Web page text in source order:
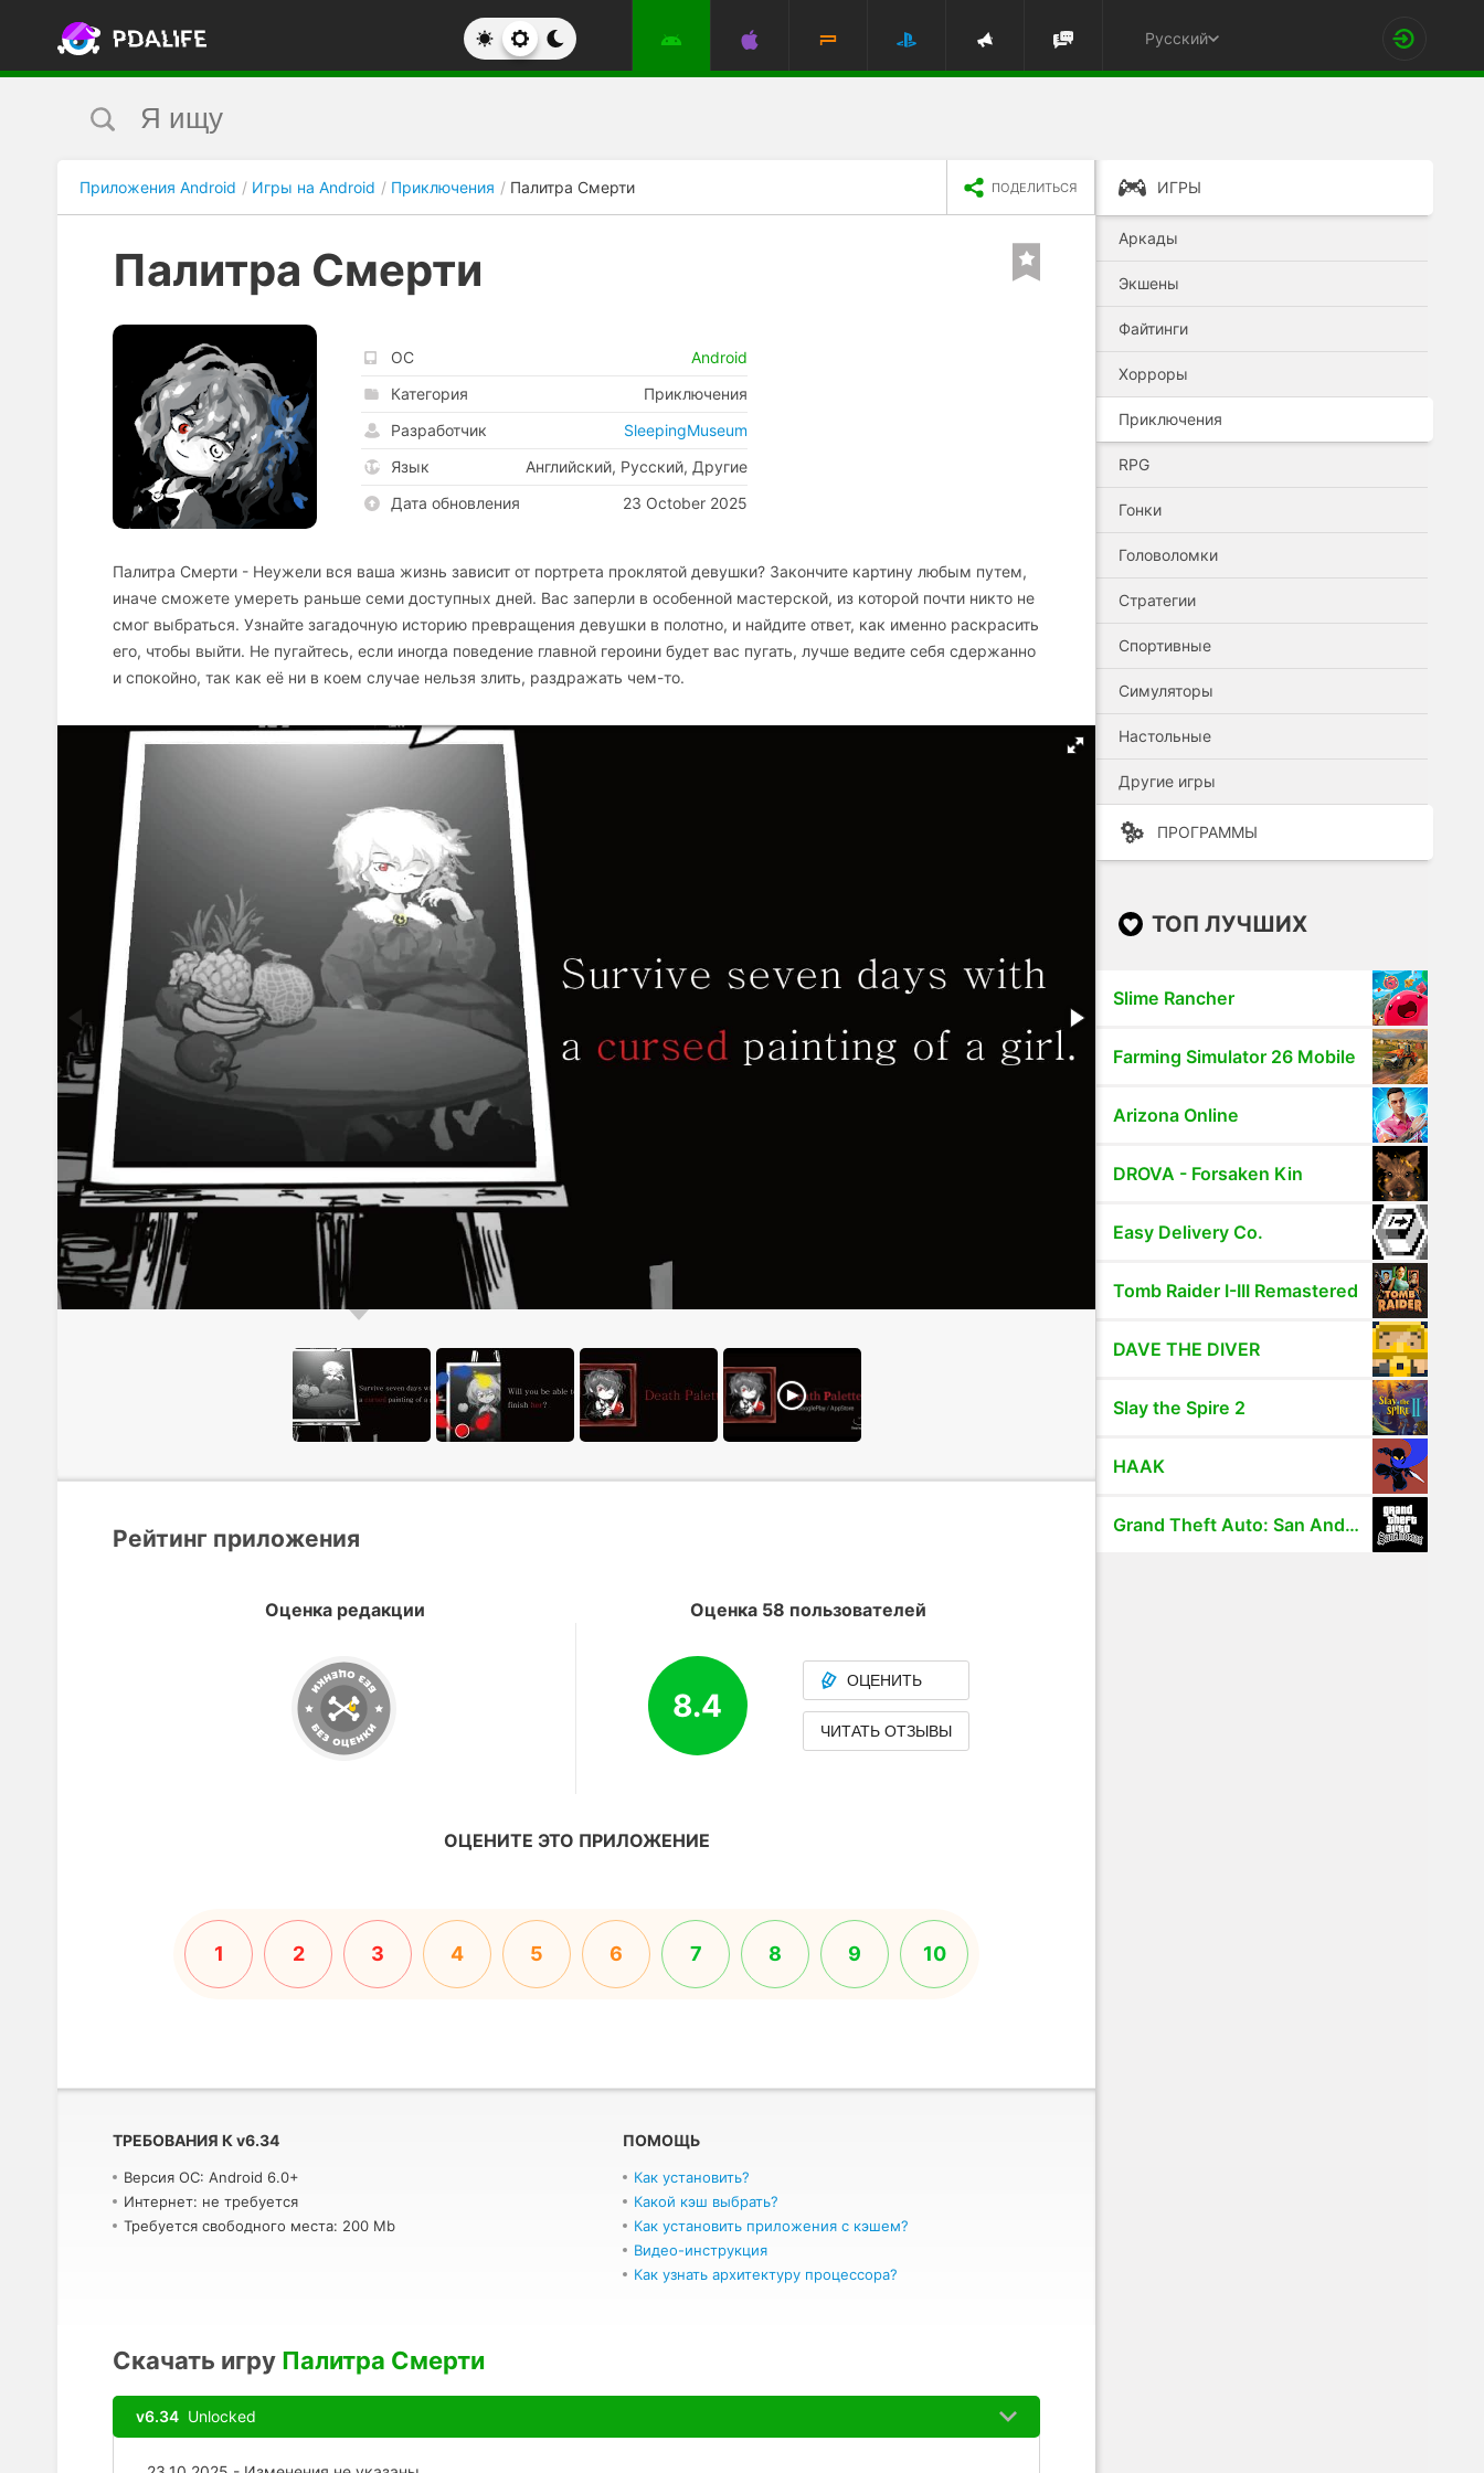
Русский
Приложения Android Игры на Android Приключения Палитра Смерти ПОДЕЛИТЬСЯ
Палитра Смерти
ОС
Android
Категория
Приключения
Разработчик
SleepingMuseum
Язык
Английский, Русский, Другие
Дата обновления
23 October 2025
Палитра Смерти - Неужели вся ваша жизнь зависит от портрета проклятой девушки? Закончите картину любым путем,
иначе сможете умереть раньше семи доступных дней. Вас заперли в особенной мастерской, из которой почти никто не
смог выбраться. Узнайте загадочную историю превращения девушки в полотно, и найдите ответ, как именно раскрасить
его, чтобы выйти. Не пугайтесь, если иногда поведение главной героини будет вас пугать, лучше ведите себя сдержанно
и спокойно, так как её ни в коем случае нельзя злить, раздражать чем-то.
Рейтинг приложения
Оценка редакции Оценка 58 пользователей
8.4
ОЦЕНИТЬ
ЧИТАТЬ ОТЗЫВЫ
ОЦЕНИТЕ ЭТО ПРИЛОЖЕНИЕ
1 2 3 4 5 6 7 8 9 10
ТРЕБОВАНИЯ К v6.34
Версия ОС: Android 6.0+
Интернет: не требуется
Требуется свободного места: 200 Mb
ПОМОЩЬ
Как установить?
Какой кэш выбрать?
Как установить приложения с кэшем?
Видео-инструкция
Как узнать архитектуру процессора?
Скачать игру Палитра Смерти
v6.34 Unlocked
ИГРЫ
Аркады
Экшены
Файтинги
Хорроры
Приключения
RPG
Гонки
Головоломки
Стратегии
Спортивные
Симуляторы
Настольные
Другие игры
ПРОГРАММЫ
ТОП ЛУЧШИХ
Slime Rancher
Farming Simulator 26 Mobile
Arizona Online
DROVA - Forsaken Kin
Easy Delivery Co.
Tomb Raider I-III Remastered
DAVE THE DIVER
Slay the Spire 2
HAAK
Grand Theft Auto: San Andreas